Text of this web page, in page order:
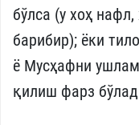
бўлса (у хоҳ
барибир); ёки
ё Мусҳафни
қилиш фарз